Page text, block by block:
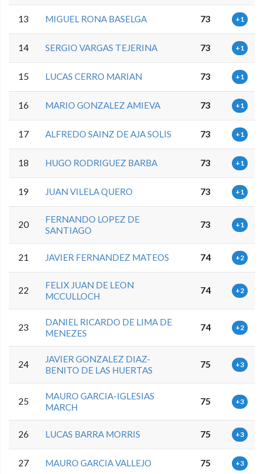
13 MIGUEL RONA BASELGA 73 +1
14 SERGIO VARGAS TEJERINA 73 +1
15 LUCAS CERRO MARIAN 73 +1
16 MARIO GONZALEZ AMIEVA 73 +1
17 ALFREDO SAINZ DE AJA SOLIS 73 +1
18 HUGO RODRIGUEZ BARBA 73 +1
19 JUAN VILELA QUERO 73 +1
20
FERNANDO LOPEZ DE
SANTIAGO
73 +1
21 JAVIER FERNANDEZ MATEOS 74 +2
22
FELIX JUAN DE LEON
MCCULLOCH
74 +2
23
DANIEL RICARDO DE LIMA DE
MENEZES
74 +2
24
JAVIER GONZALEZ DIAZ-
BENITO DE LAS HUERTAS
75 +3
25
MAURO GARCIA-IGLESIAS
MARCH
75 +3
26 LUCAS BARRA MORRIS 75 +3
27 MAURO GARCIA VALLEJO 75 +3